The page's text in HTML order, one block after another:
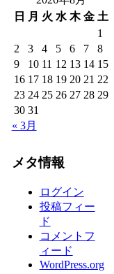
日
月 火 水 木 金 土
1
2
3 4 5 6 7
8
9
10 11 12 13 14 15
16 17 18 19 20 21 22
23 24 25 26 27 28 29
30 31
« 3月
メタ情報
ログイン
投稿フィー
ド
コメントフ
ィード
WordPress.org